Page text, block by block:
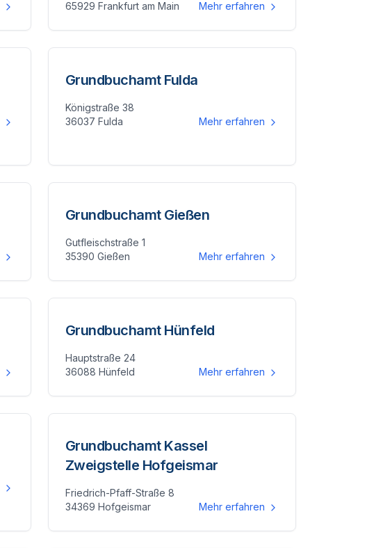
65929 Frankfurt am Main
Mehr erfahren
Grundbuchamt Fulda
Königstraße 38
36037 Fulda
Mehr erfahren
Grundbuchamt Gießen
Gutfleischstraße 1
35390 Gießen
Mehr erfahren
Grundbuchamt Hünfeld
Hauptstraße 24
36088 Hünfeld
Mehr erfahren
Grundbuchamt Kassel
Zweigstelle Hofgeismar
Friedrich-Pfaff-Straße 8
34369 Hofgeismar
Mehr erfahren